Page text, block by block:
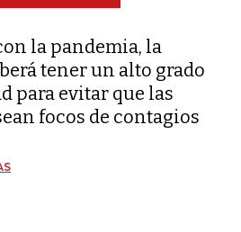
la pandemia, la
tener un alto grado
para evitar que las
focos de contagios